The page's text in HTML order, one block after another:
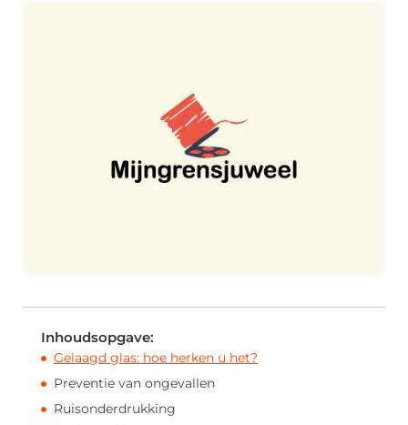
Inhoudsopgave:
Gelaagd glas: hoe herken u het?
Preventie van ongevallen
Ruisonderdrukking